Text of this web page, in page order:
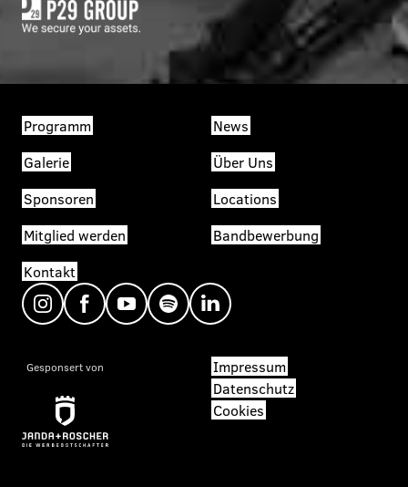
Programm
News
Galerie
Über Uns
Sponsoren
Locations
Mitglied werden
Bandbewerbung
Kontakt
Gesponsert von
Impressum
Datenschutz
Cookies